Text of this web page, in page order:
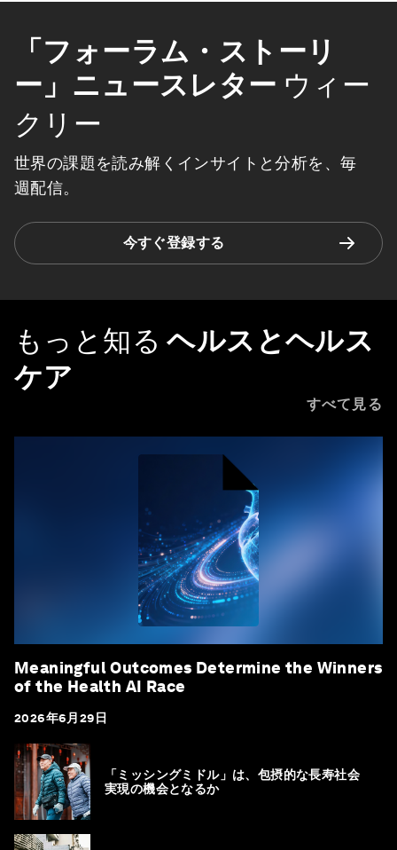
「フォーラム・ストーリ
ー」ニュースレター ウィー
クリー
世界の課題を読み解くインサイトと分析を、毎
週配信。
今すぐ登録する
もっと知る ヘルスとヘルス
ケア
すべて見る
Meaningful Outcomes Determine the Winners
of the Health AI Race
2026年6月29日
「ミッシングミドル」は、包摂的な長寿社会
実現の機会となるか